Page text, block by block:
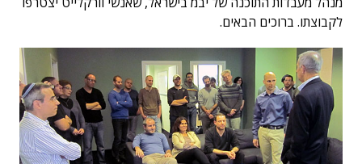
לקבוצתו. ברוכים הבאים.